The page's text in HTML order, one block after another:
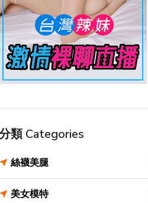
類 Categories
絲襪美腿
美女模特